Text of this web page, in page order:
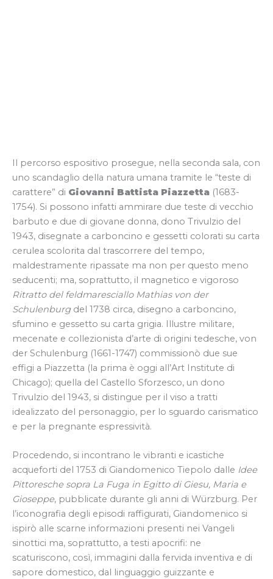
Il percorso espositivo prosegue, nella seconda sala, con
uno scandaglio della natura umana tramite le “teste di
carattere” di Giovanni Battista Piazzetta (1683-
1754). Si possono infatti ammirare due teste di vecchio
barbuto e due di giovane donna, dono Trivulzio del
1943, disegnate a carboncino e gessetti colorati su carta
cerulea scolorita dal trascorrere del tempo,
maldestramente ripassate ma non per questo meno
seducenti; ma, soprattutto, il magnetico e vigoroso
Ritratto del feldmaresciallo Mathias von der
Schulenburgdel 1738 circa, disegno a carboncino,
sfumino e gessetto su carta grigia. Illustre militare,
mecenate e collezionista d’arte di origini tedesche, von
der Schulenburg (1661-1747) commissionò due sue
effigi a Piazzetta (la prima è oggi all’Art Institute di
Chicago); quella del Castello Sforzesco, un dono
Trivulzio del 1943, si distingue per il viso a tratti
idealizzato del personaggio, per lo sguardo carismatico
e per la pregnante espressività.
Procedendo, si incontrano le vibranti e icastiche
acqueforti del 1753 di Giandomenico Tiepolo dalle Idee
Pittoresche sopra La Fuga in Egitto di Giesu, Maria e
Gioseppe, pubblicate durante gli anni di Würzburg. Per
l’iconografia degli episodi raffigurati, Giandomenico si
ispirò alle scarne informazioni presenti nei Vangeli
sinottici ma, soprattutto, a testi apocrifi: ne
scaturiscono, così, immagini dalla fervida inventiva e di
sapore domestico, dal linguaggio guizzante e